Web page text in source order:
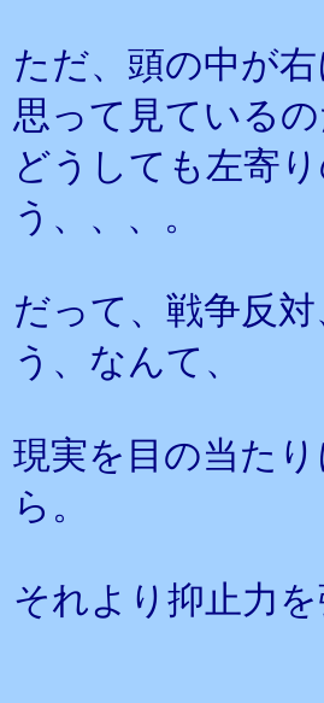
ただ、頭の中が
思って見ているの
どうしても左寄
う、、、。
だって、戦争反
う、なんて、
現実を目の当た
ら。
それより抑止力